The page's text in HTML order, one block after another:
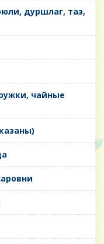
дуршлаг, таз,
чайные